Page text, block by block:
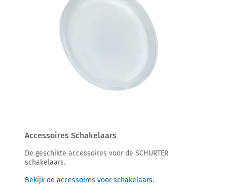
Accessoires Schakelaars
De geschikte accessoires voor de SCHURTER
schakelaars.
Bekijk de accessoires voor schakelaars.